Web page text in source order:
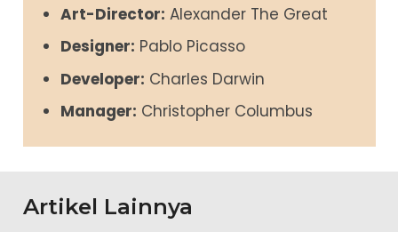
Art-Director: Alexander The Great
Designer: Pablo Picasso
Developer: Charles Darwin
Manager: Christopher Columbus
Artikel Lainnya